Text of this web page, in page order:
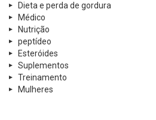
Dieta e perda de gordura
Médico
Nutrição
peptídeo
Esteróides
Suplementos
Treinamento
Mulheres